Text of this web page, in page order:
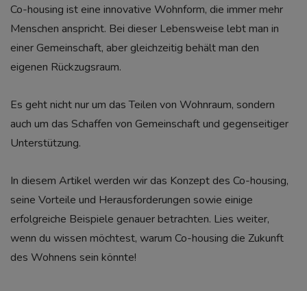
Co-housing ist eine innovative Wohnform, die immer mehr
Menschen anspricht. Bei dieser Lebensweise lebt man in
einer Gemeinschaft, aber gleichzeitig behält man den
eigenen Rückzugsraum.
Es geht nicht nur um das Teilen von Wohnraum, sondern
auch um das Schaffen von Gemeinschaft und gegenseitiger
Unterstützung.
In diesem Artikel werden wir das Konzept des Co-housing,
seine Vorteile und Herausforderungen sowie einige
erfolgreiche Beispiele genauer betrachten. Lies weiter,
wenn du wissen möchtest, warum Co-housing die Zukunft
des Wohnens sein könnte!